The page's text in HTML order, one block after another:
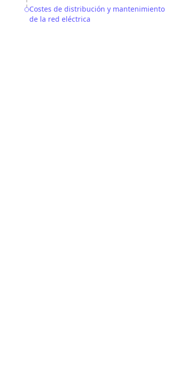
Costes de distribución y mantenimiento
de la red eléctrica